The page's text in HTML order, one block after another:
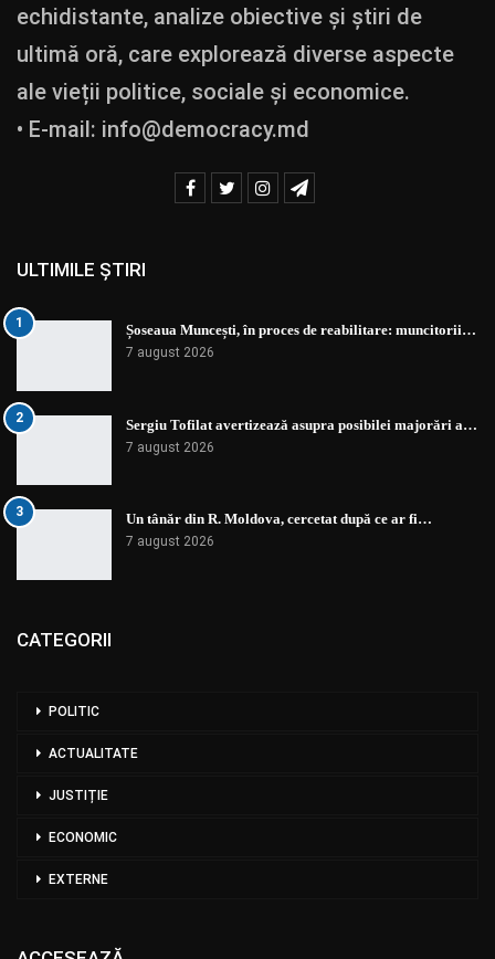
echidistante, analize obiective și știri de
ultimă oră, care explorează diverse aspecte
ale vieții politice, sociale și economice.
• E-mail: info@democracy.md
ULTIMILE ȘTIRI
1 Șoseaua Muncești, în proces de reabilitare: muncitorii…
7 august 2026
2 Sergiu Tofilat avertizează asupra posibilei majorări a…
7 august 2026
3 Un tânăr din R. Moldova, cercetat după ce ar fi…
7 august 2026
CATEGORII
POLITIC
ACTUALITATE
JUSTIȚIE
ECONOMIC
EXTERNE